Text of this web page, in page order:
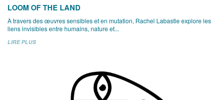
LOOM OF THE LAND
À travers des œuvres sensibles et en mutation, Rachel Labastie explore les
liens invisibles entre humains, nature et...
LIRE PLUS